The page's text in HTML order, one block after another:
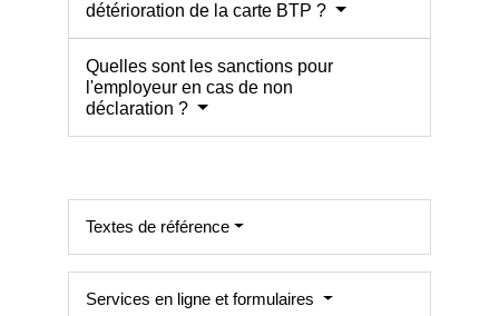
détérioration de la carte BTP ?
Quelles sont les sanctions pour
l'employeur en cas de non
déclaration ?
Textes de référence
Services en ligne et formulaires